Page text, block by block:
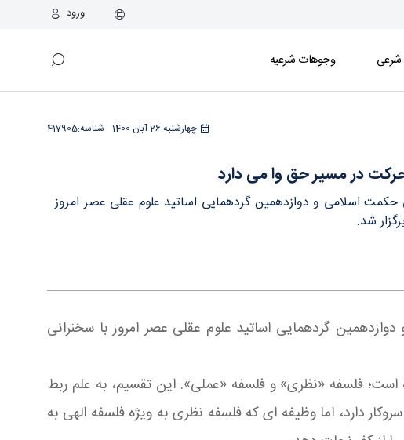
ورود
شرعی وجوهات شرعیه
چهارشنبه 26 آبان 1400 417905شناسه:
حرکت در مسیر حق وا می دارد
اسلامی و دوازدهمین گردهمایی اساتید علوم عقلی عصر امروز
شد.
گردهمایی اساتید علوم عقلی عصر امروز با سخنرانی
فلسفه «نظری» و فلسفه «عملی». این تقسیم، به علم ربط
دارد، اما وظیفه ای که فلسفه نظری به ویژه فلسفه الهی به